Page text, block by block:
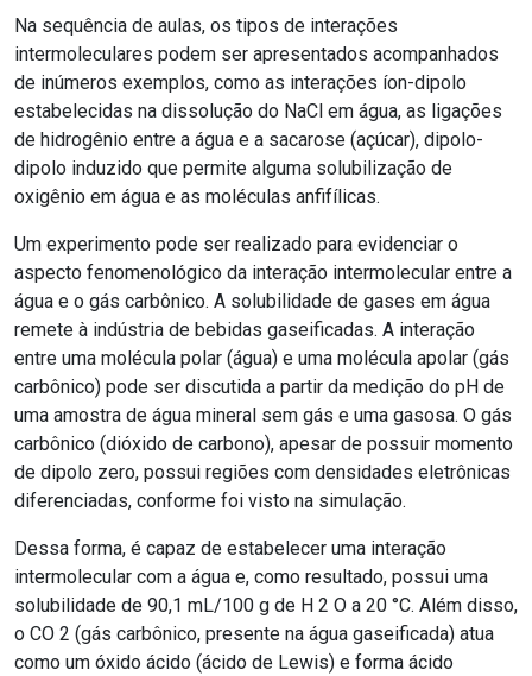
Na sequência de aulas, os tipos de interações
intermoleculares podem ser apresentados acompanhados
de inúmeros exemplos, como as interações íon-dipolo
estabelecidas na dissolução do NaCl em água, as ligações
de hidrogênio entre a água e a sacarose (açúcar), dipolo-
dipolo induzido que permite alguma solubilização de
oxigênio em água e as moléculas anfifílicas.
Um experimento pode ser realizado para evidenciar o
aspecto fenomenológico da interação intermolecular entre a
água e o gás carbônico. A solubilidade de gases em água
remete à indústria de bebidas gaseificadas. A interação
entre uma molécula polar (água) e uma molécula apolar (gás
carbônico) pode ser discutida a partir da medição do pH de
uma amostra de água mineral sem gás e uma gasosa. O gás
carbônico (dióxido de carbono), apesar de possuir momento
de dipolo zero, possui regiões com densidades eletrônicas
diferenciadas, conforme foi visto na simulação.
Dessa forma, é capaz de estabelecer uma interação
intermolecular com a água e, como resultado, possui uma
solubilidade de 90,1 mL/100 g de H 2 O a 20 °C. Além disso,
o CO 2 (gás carbônico, presente na água gaseificada) atua
como um óxido ácido (ácido de Lewis) e forma ácido